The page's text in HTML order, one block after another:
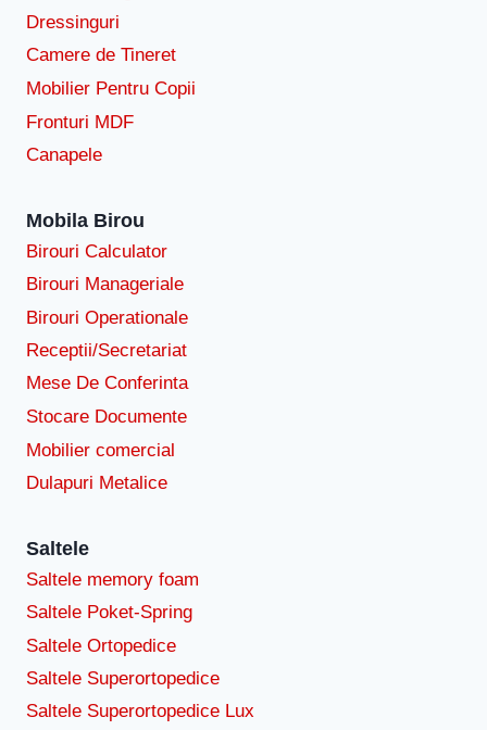
Dressinguri
Camere de Tineret
Mobilier Pentru Copii
Fronturi MDF
Canapele
Mobila Birou
Birouri Calculator
Birouri Manageriale
Birouri Operationale
Receptii/Secretariat
Mese De Conferinta
Stocare Documente
Mobilier comercial
Dulapuri Metalice
Saltele
Saltele memory foam
Saltele Poket-Spring
Saltele Ortopedice
Saltele Superortopedice
Saltele Superortopedice Lux